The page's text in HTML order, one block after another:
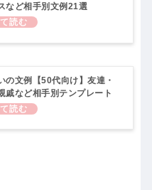
など相手別文例21選
の文例【50代向け】友達・
戚など相手別テンプレート